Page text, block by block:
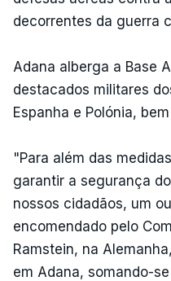
decorrentes da guerra
Adana alberga a Base
destacados militares
Espanha e Polónia,
"Para além das
garantir a segurança
nossos cidadãos, um
encomendado pelo
Ramstein, na
em Adana, somando-